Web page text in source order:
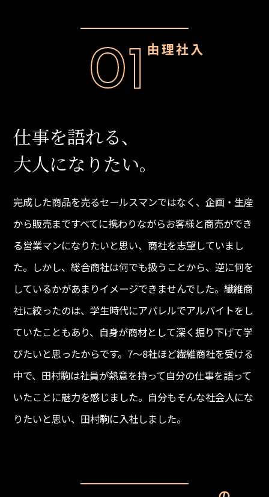
01 入社理由
仕事を語れる、
大人になりたい。
完成した商品を売るセールスマンではなく、企画・生産
から販売まですべてに携わりながらお客様と商売ができ
る営業マンになりたいと思い、商社を志望していまし
た。しかし、総合商社は何でも扱うことから、逆に何を
しているかがあまりイメージできませんでした。繊維商
社に絞ったのは、学生時代にアパレルでアルバイトをし
ていたこともあり、自身が商材として深く掘り下げて学
びたいと思ったからです。7〜8社ほど繊維商社を受ける
中で、田村駒は社員が熱意を持って自分の仕事を語って
いたことに魅力を感じました。自分もそんな社会人にな
りたいと思い、田村駒に入社しました。